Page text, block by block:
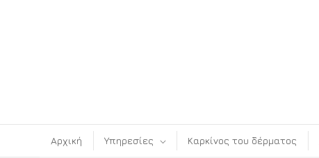
Αρχική Υπηρεσίες Καρκίνος του δέρματος